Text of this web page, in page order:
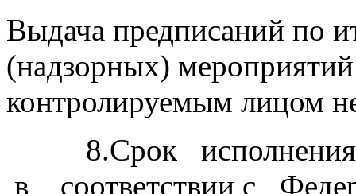
Выдача предписаний по
(надзорных) мероприятий
контролируемым лицом
8.Срок исполнения
в соответствии с